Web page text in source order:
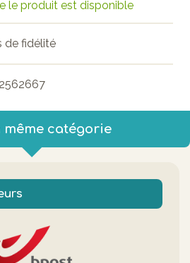
le produit est disponible
de fidélité
même catégorie